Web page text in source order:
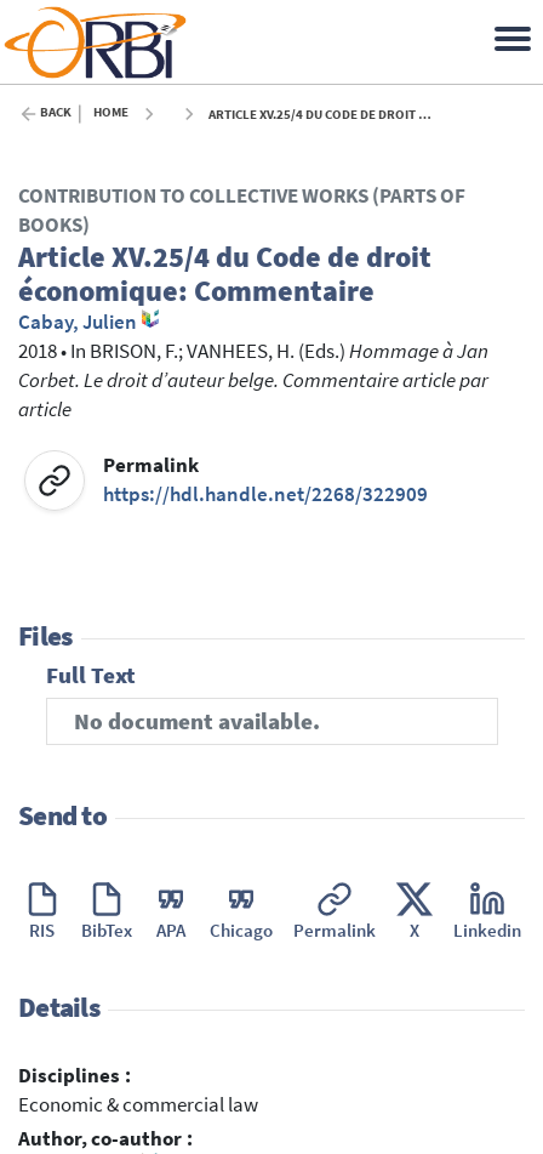
BACK HOME ARTICLE XV.25/4 DU CODE DE DROIT ÉCONOMIQUE: COMMENTAIRE - 2018
CONTRIBUTION TO COLLECTIVE WORKS (PARTS OF
BOOKS)
Article XV.25/4 du Code de droit
économique: Commentaire
Cabay, Julien
2018•In BRISON, F.; VANHEES, H. (Eds.)Hommage à Jan
Corbet. Le droit d’auteur belge. Commentaire article par
article
Permalink
https://hdl.handle.net/2268/322909
Files
Full Text
No document available.
Send to
RIS BibTex APA Chicago Permalink X Linkedin
Details
Disciplines :
Economic & commercial law
Author, co-author :